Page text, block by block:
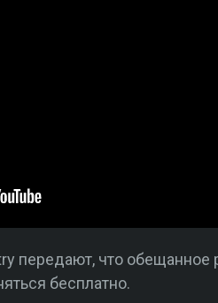
передают, что обещанное
бесплатно.